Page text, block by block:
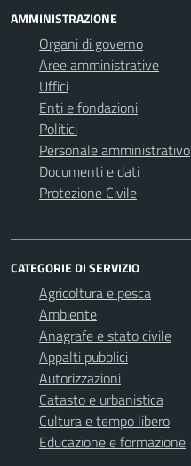
AMMINISTRAZIONE
Organi di governo
Aree amministrative
Uffici
Enti e fondazioni
Politici
Personale amministrativo
Documenti e dati
Protezione Civile
CATEGORIE DI SERVIZIO
Agricoltura e pesca
Ambiente
Anagrafe e stato civile
Appalti pubblici
Autorizzazioni
Catasto e urbanistica
Cultura e tempo libero
Educazione e formazione